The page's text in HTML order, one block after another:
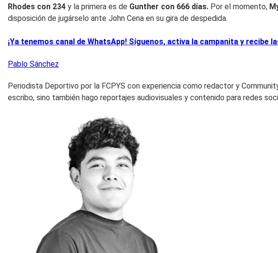
Rhodes con 234 y la primera es de Gunther con 666 días. Por el momento,
disposición de jugárselo ante John Cena en su gira de despedida.
¡Ya tenemos canal de WhatsApp! Síguenos, activa la campanita y recibe
Pablo Sánchez
Periodista Deportivo por la FCPYS con experiencia como redactor y
escribo, sino también hago reportajes audiovisuales y contenido para redes